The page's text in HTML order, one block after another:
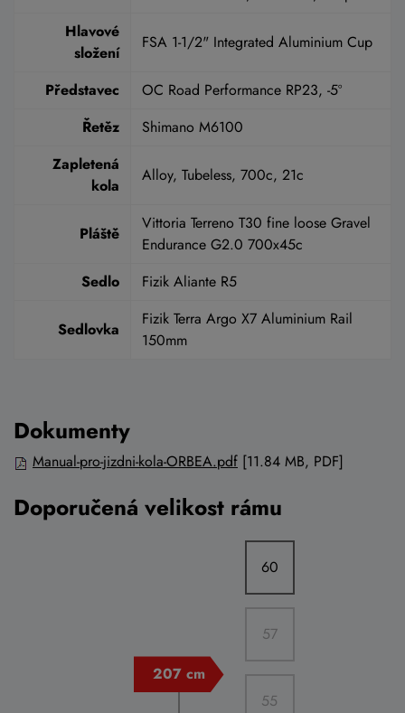
Hlavové
složení
FSA 1-1/2" Integrated Aluminium Cup
Představec
OC Road Performance RP23, -5º
Řetěz
Shimano M6100
Zapletená
kola
Alloy, Tubeless, 700c, 21c
Pláště
Vittoria Terreno T30 fine loose Gravel
Endurance G2.0 700x45c
Sedlo
Fizik Aliante R5
Sedlovka
Fizik Terra Argo X7 Aluminium Rail
150mm
Dokumenty
Manual-pro-jizdni-kola-ORBEA.pdf [11.84 MB, PDF]
Doporučená velikost rámu
60
57
55